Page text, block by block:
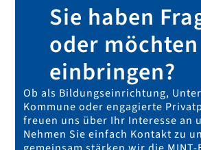
Sie haben
oder
einbringen?
Ob als Bildungseinrichtung,
Kommune oder engagierte
freuen uns über Ihr Interesse an
Nehmen Sie einfach Kontakt zu